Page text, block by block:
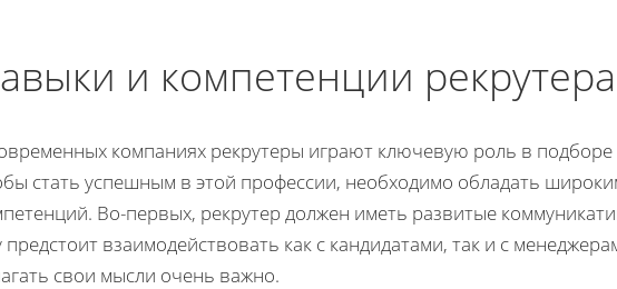
и компетенции рекрутера
компаниях рекрутеры играют ключевую роль в подборе
стать успешным в этой профессии, необходимо обладать
Во-первых, рекрутер должен иметь развитые
предстоит взаимодействовать как с кандидатами, так и с
свои мысли очень важно.